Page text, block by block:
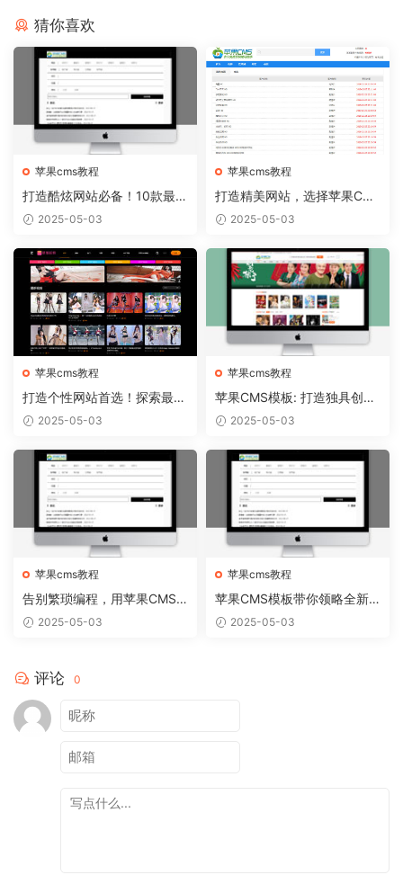
猜你喜欢
苹果cms教程
打造酷炫网站必备！10款最热
门的苹果CMS模板推荐
2025-05-03
苹果cms教程
打造精美网站，选择苹果CM
S模板从容实现
2025-05-03
苹果cms教程
打造个性网站首选！探索最新
苹果CMS模板趋势
2025-05-03
苹果cms教程
苹果CMS模板: 打造独具创意
的个人博客！
2025-05-03
苹果cms教程
告别繁琐编程，用苹果CMS
模板轻松搭建个性网站
2025-05-03
苹果cms教程
苹果CMS模板带你领略全新
网站视觉盛宴
2025-05-03
评论 0